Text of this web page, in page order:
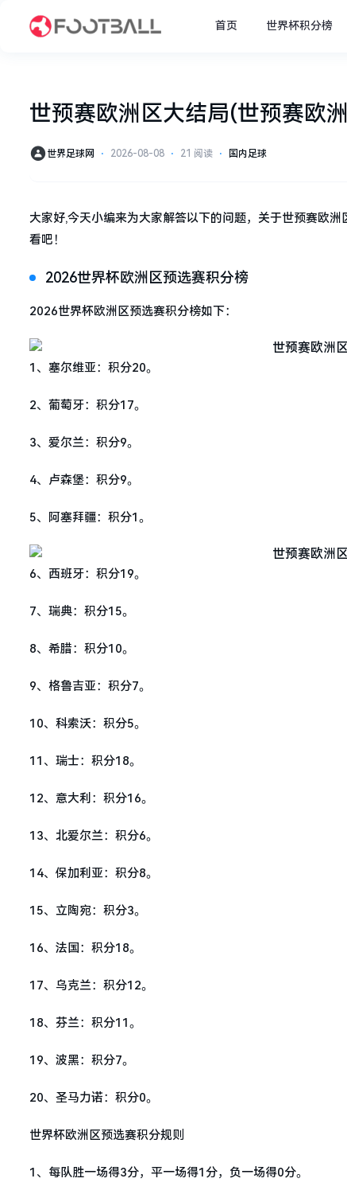
首页 世界杯积分榜
世预赛欧洲区大结局(世预赛欧
世界足球网 ⋅ 2026-08-08 ⋅ 21 阅读 ⋅ 国内足球
大家好,今天小编来为大家解答以下的问题，关于世预赛欧
看吧！
2026世界杯欧洲区预选赛积分榜
2026世界杯欧洲区预选赛积分榜如下：
1、塞尔维亚：积分20。
2、葡萄牙：积分17。
3、爱尔兰：积分9。
4、卢森堡：积分9。
5、阿塞拜疆：积分1。
6、西班牙：积分19。
7、瑞典：积分15。
8、希腊：积分10。
9、格鲁吉亚：积分7。
10、科索沃：积分5。
11、瑞士：积分18。
12、意大利：积分16。
13、北爱尔兰：积分6。
14、保加利亚：积分8。
15、立陶宛：积分3。
16、法国：积分18。
17、乌克兰：积分12。
18、芬兰：积分11。
19、波黑：积分7。
20、圣马力诺：积分0。
世界杯欧洲区预选赛积分规则
1、每队胜一场得3分，平一场得1分，负一场得0分。